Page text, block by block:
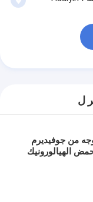
ل
من جوفيديرم
الهيالورونيك